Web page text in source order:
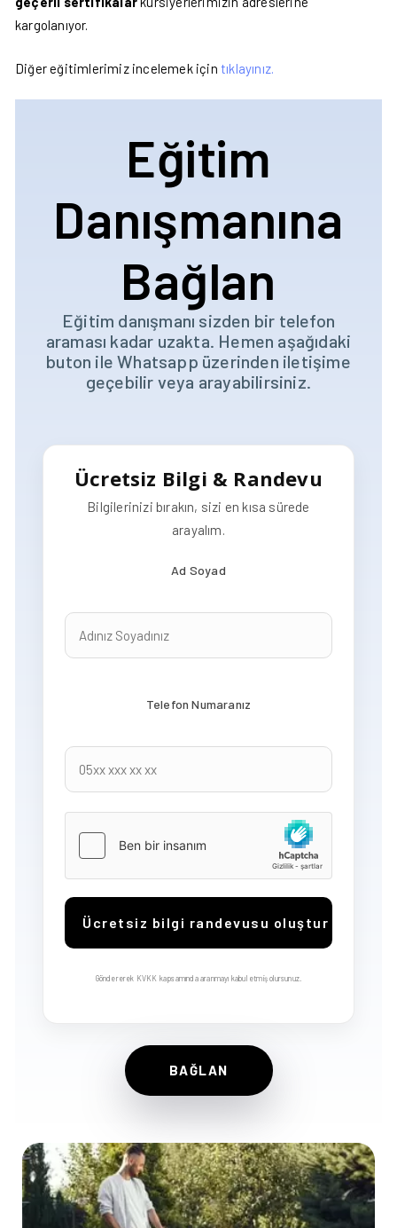
kargolanıyor.
Diğer eğitimlerimiz incelemek için tıklayınız.
Eğitim
Danışmanına
Bağlan
Eğitim danışmanı sizden bir telefon
araması kadar uzakta. Hemen aşağıdaki
buton ile Whatsapp üzerinden iletişime
geçebilir veya arayabilirsiniz.
Ücretsiz Bilgi & Randevu
Bilgilerinizi bırakın, sizi en kısa sürede
arayalım.
Ad Soyad
Telefon Numaranız
Göndererek KVKK kapsamında aranmayı kabul etmiş olursunuz.
BAĞLAN